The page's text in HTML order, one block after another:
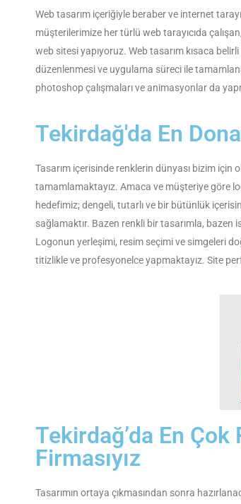
Web tasarım içeriğiyle beraber ve internet
müşterilerimize her türlü web tarayıcıda
web sitesi yapıyoruz. Web tasarım kısaca
düzenlenmesi ve uygulama süreci ile
photoshop çalışmaları ve animasyonlar da
Tekirdağ'da En
Tasarım içerisinde renklerin dünyası bizim için
tamamlamaktayız. Amaca ve müşteriye göre
hedefimiz; dengeli, tutarlı ve bir bütünlük
sağlamaktır. Bazen renkli bir tasarımla, bazen
Logonun yerleşimi, resim seçimi ve simgeleri
titizlikle ve profesyonelce yapmaktayız. Site
Tekirdağ’da En Çok
Firmasıyız
Tasarımın ortaya çıkmasından sonra